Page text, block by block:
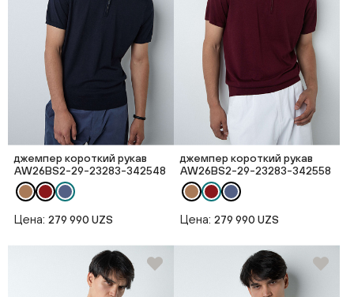
джемпер короткий рукав
AW26BS2-29-23283-342548
Цена: 279 990 UZS
джемпер короткий рукав
AW26BS2-29-23283-342558
Цена: 279 990 UZS